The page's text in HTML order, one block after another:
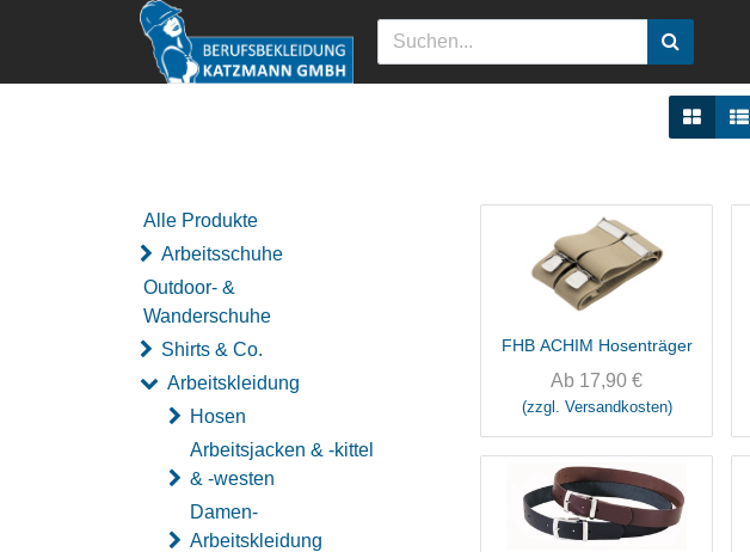
Alle Produkte
Arbeitsschuhe
Outdoor- &
Wanderschuhe
Shirts & Co.
Arbeitskleidung
Hosen
Arbeitsjacken & -kittel
& -westen
Damen-
Arbeitskleidung
FHB ACHIM Hosenträger
Ab 17,90 €
(zzgl. Versandkosten)